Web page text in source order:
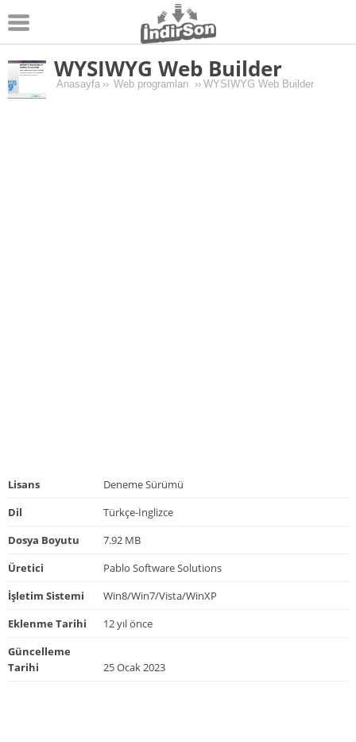
Android
Pc Oyunları
WYSIWYG Web Builder
Anasayfa ›› Web programları ›› WYSIWYG Web Builder
Lisans
Deneme Sürümü
Dil
Türkçe-İnglizce
Dosya Boyutu
7.92 MB
Üretici
Pablo Software Solutions
İşletim Sistemi
Win8/Win7/Vista/WinXP
Eklenme Tarihi
12 yıl önce
Güncelleme
Tarihi
25 Ocak 2023